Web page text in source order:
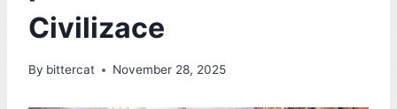
Civilizace
By bittercat November 28, 2025